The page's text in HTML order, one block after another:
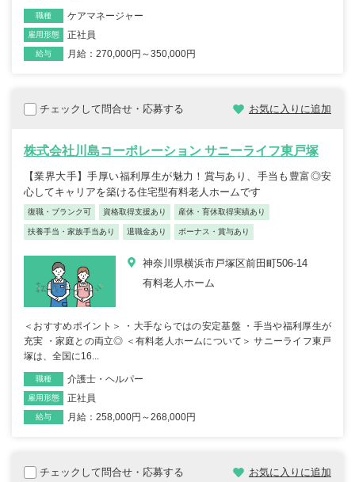
職種 ケアマネージャー
雇用形態 正社員
給与 月給：270,000円～350,000円
チェックして問合せ・応募する お気に入りに追加
株式会社川島コーポレーション サニーライフ東戸塚
【業界大手】手厚い福利厚生が魅力！賞与あり、手当も豊富◎安
心してキャリアを築ける住宅型有料老人ホームです
復職・ブランク可 資格取得支援あり 産休・育休取得実績あり
扶養手当・家族手当あり 退職金あり ボーナス・賞与あり
神奈川県横浜市戸塚区前田町506-14
有料老人ホーム
＜おすすめポイント＞ ・大手ならではの安定基盤 ・手当や福利厚生が
充実 ・家庭との両立◎ ＜有料老人ホームについて＞ サニーライフ東戸
塚は、全国に16...
職種 介護士・ヘルパー
雇用形態 正社員
給与 月給：258,000円～268,000円
チェックして問合せ・応募する お気に入りに追加